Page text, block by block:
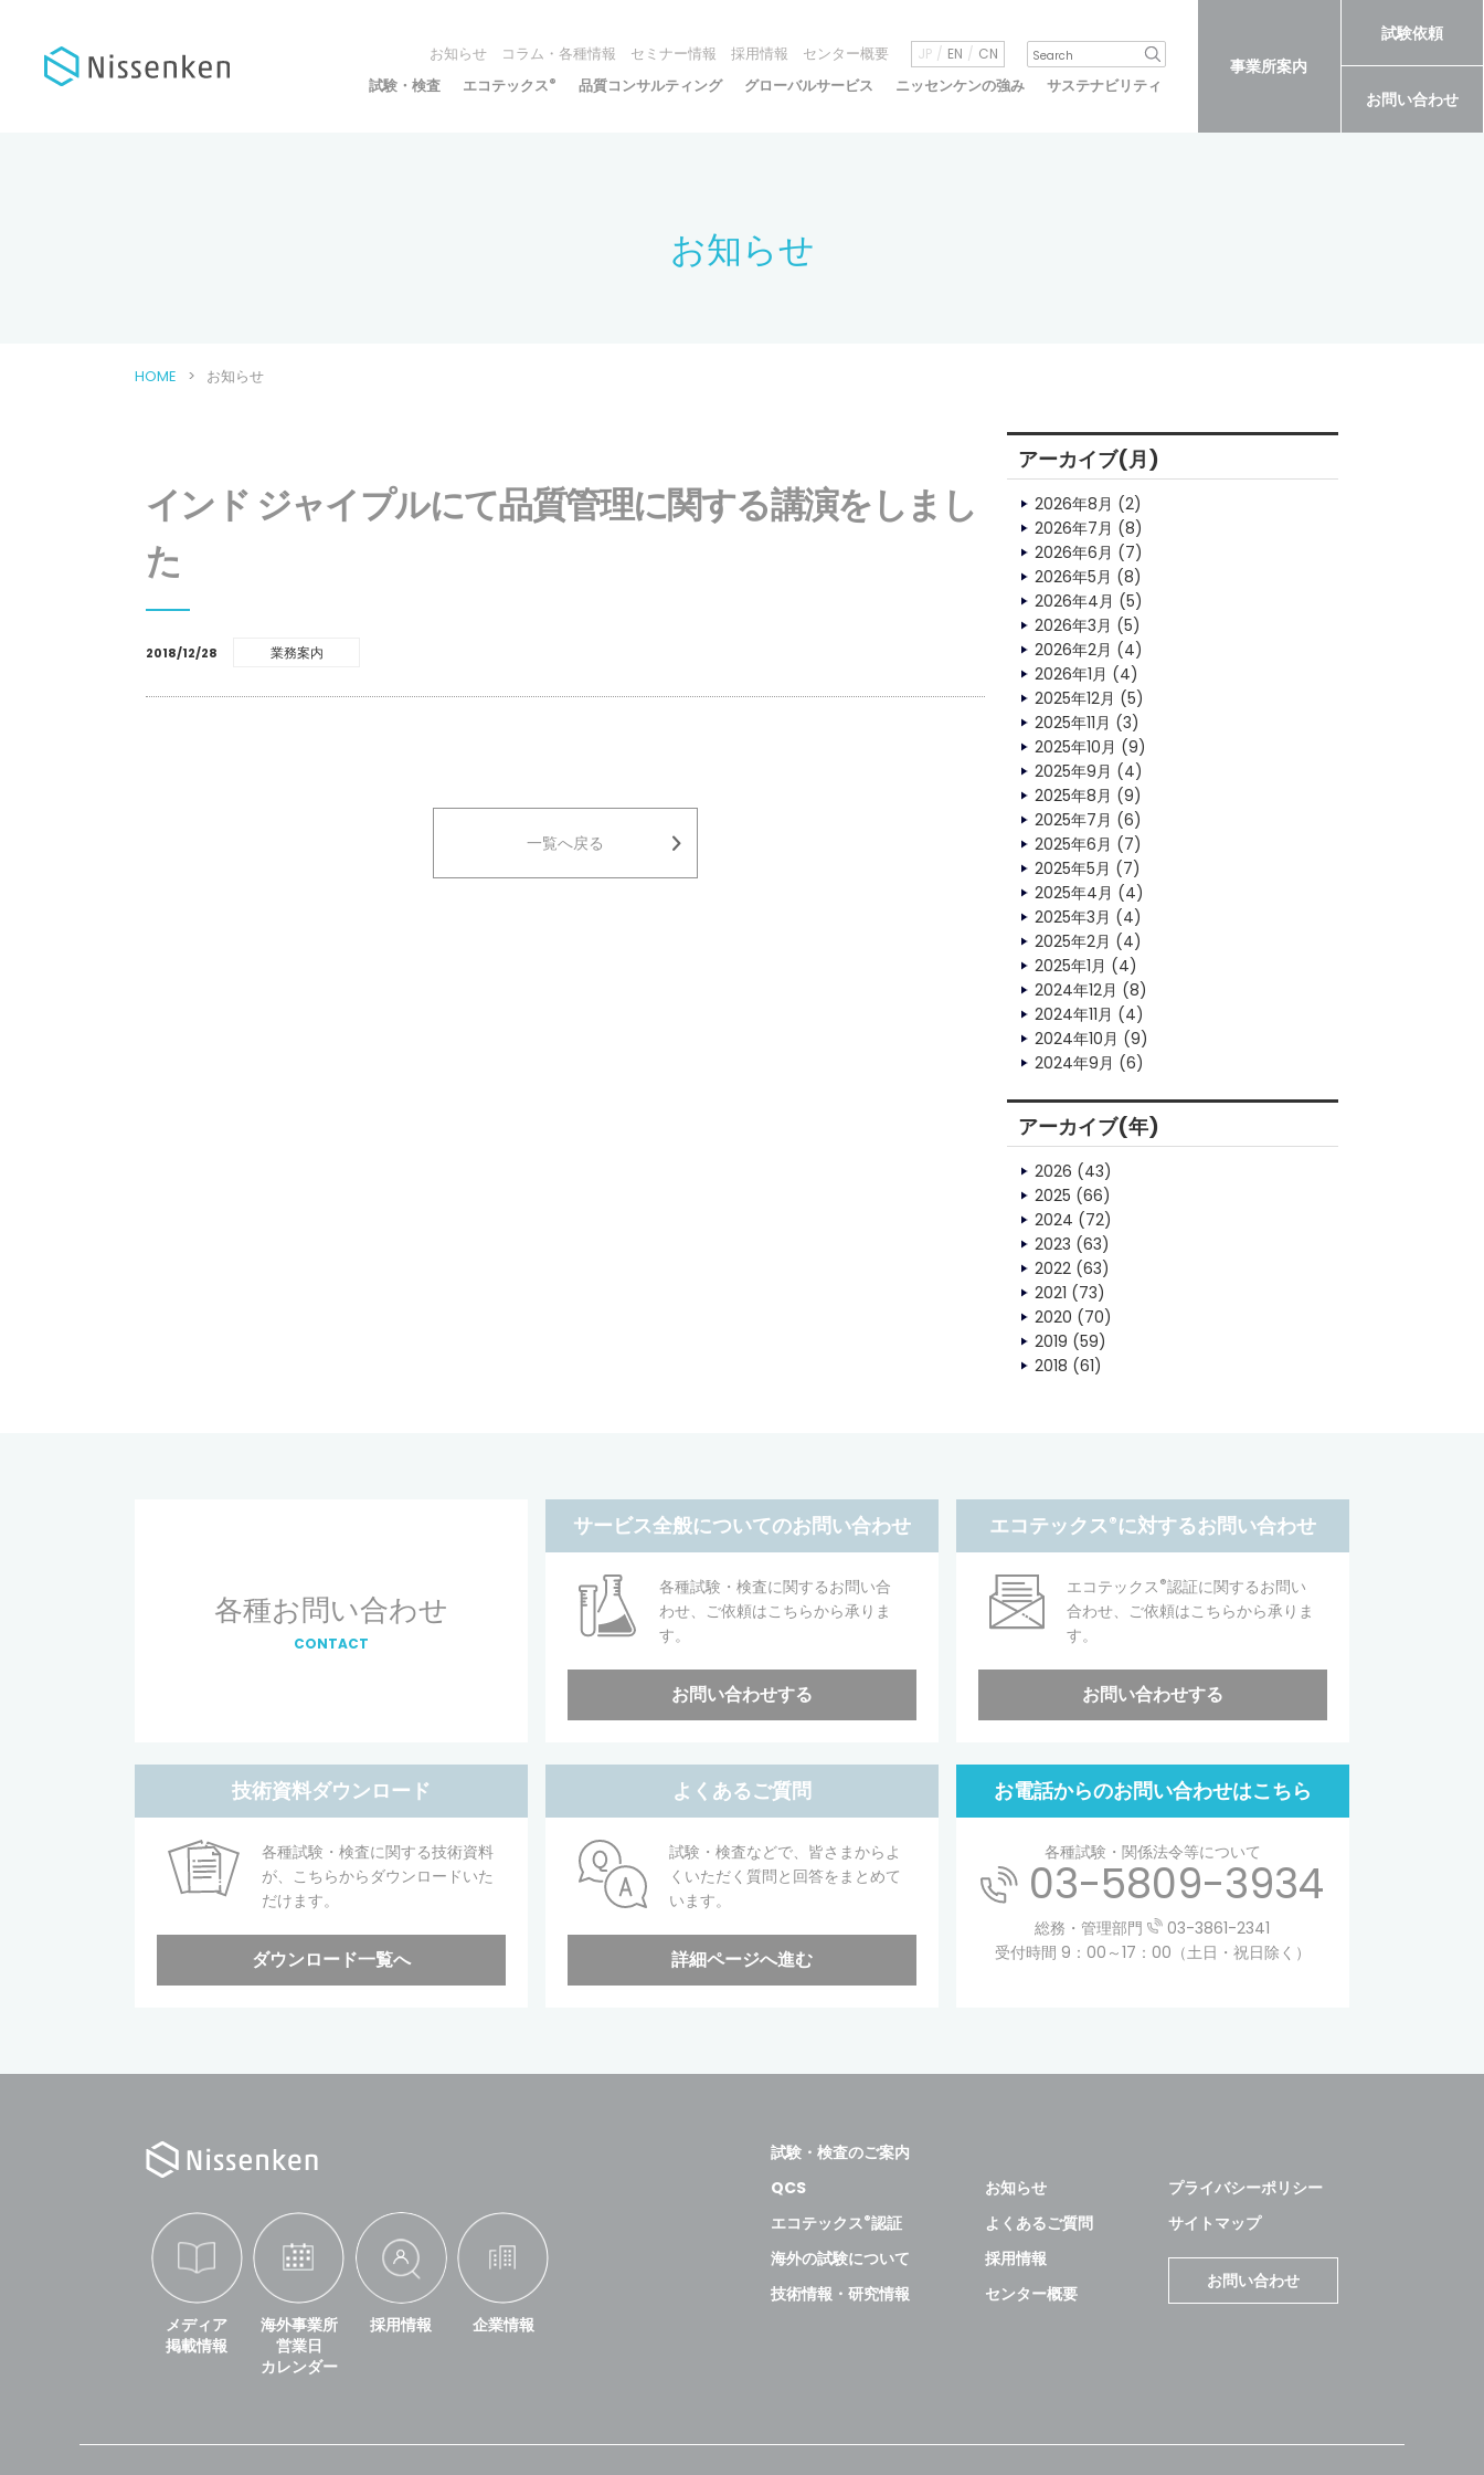
お知らせ コラム・各種情報 セミナー情報 採用情報 センター概要 JP EN CN
試験・検査 エコテックス® 品質コンサルティング グローバルサービス ニッセンケンの強み サステナビリティ
事業所案内
試験依頼
お問い合わせ
お知らせ
HOME お知らせ
インド ジャイプルにて品質管理に関する講演をしまし
た
2018/12/28 業務案内
一覧へ戻る
アーカイブ(月)
2026年8月 (2)
2026年7月 (8)
2026年6月 (7)
2026年5月 (8)
2026年4月 (5)
2026年3月 (5)
2026年2月 (4)
2026年1月 (4)
2025年12月 (5)
2025年11月 (3)
2025年10月 (9)
2025年9月 (4)
2025年8月 (9)
2025年7月 (6)
2025年6月 (7)
2025年5月 (7)
2025年4月 (4)
2025年3月 (4)
2025年2月 (4)
2025年1月 (4)
2024年12月 (8)
2024年11月 (4)
2024年10月 (9)
2024年9月 (6)
アーカイブ(年)
2026 (43)
2025 (66)
2024 (72)
2023 (63)
2022 (63)
2021 (73)
2020 (70)
2019 (59)
2018 (61)
各種お問い合わせ
CONTACT
サービス全般についてのお問い合わせ
各種試験・検査に関するお問い合
わせ、ご依頼はこちらから承りま
す。
お問い合わせする
エコテックス®に対するお問い合わせ
エコテックス®認証に関するお問い
合わせ、ご依頼はこちらから承りま
す。
お問い合わせする
技術資料ダウンロード
各種試験・検査に関する技術資料
が、こちらからダウンロードいた
だけます。
ダウンロード一覧へ
よくあるご質問
試験・検査などで、皆さまからよ
くいただく質問と回答をまとめて
います。
詳細ページへ進む
お電話からのお問い合わせはこちら
各種試験・関係法令等について
03-5809-3934
総務・管理部門
03-3861-2341
受付時間 9：00～17：00（土日・祝日除く）
メディア
掲載情報
海外事業所
営業日
カレンダー
採用情報 企業情報
試験・検査のご案内
QCS
エコテックス®認証
海外の試験について
技術情報・研究情報
お知らせ
よくあるご質問
採用情報
センター概要
プライバシーポリシー
サイトマップ
お問い合わせ